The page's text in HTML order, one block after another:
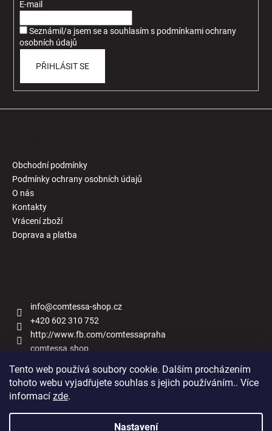
Tento web používá soubory cookie. Dalším procházením
tohoto webu vyjadřujete souhlas s jejich používáním.. Více
informací zde.
Nastavení
E-mail
Seznámil/a jsem se a souhlasíms podmínkami ochrany
osobních údajů
PŘIHLÁSIT SE
Obchodní podmínky
Podmínky ochrany osobních údajů
O nás
Kontakty
Vrácení zboží
Doprava a platba
info@comtessa-shop.cz
+420 602 310 752
http://www.fb.com/comtessapraha
comtessa.shop